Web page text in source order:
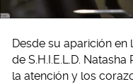
Desde su aparición en
de S.H.I.E.L.D.
la atención y los